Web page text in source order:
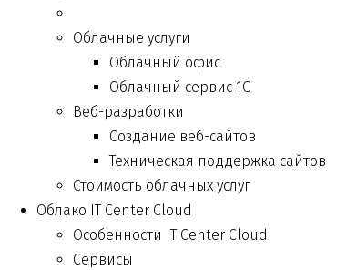
Облачные услуги
Облачный офис
Облачный сервис 1С
Веб-разработки
Создание веб-сайтов
Техническая поддержка сайтов
Стоимость облачных услуг
Облако IT Center Cloud
Особенности IT Center Cloud
Сервисы